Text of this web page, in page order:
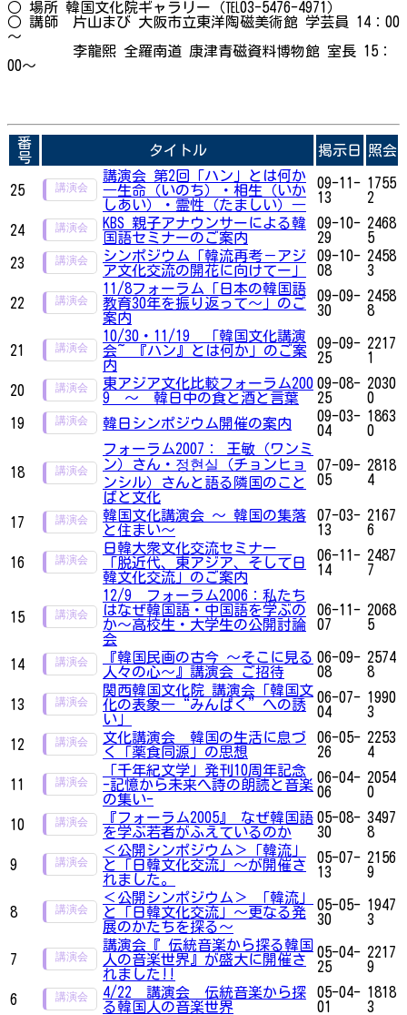
○ 場所 韓国文化院ギャラリー（℡03-5476-4971）
○ 講師 片山まび 大阪市立東洋陶磁美術館 学芸員 14：00
～
李龍熙 全羅南道 康津青磁資料博物館 室長 15：
00～
番
号
タイトル 掲示日 照会
25
講演会 第2回「ハン」とは何か
―生命（いのち）・相生（いか
しあい）・霊性（たましい）―
09-11-
13
1755
2
24
KBS 親子アナウンサーによる韓
国語セミナーのご案内
09-10-
29
2468
5
23
シンポジウム「韓流再考－アジ
ア文化交流の開花に向けてー」
09-10-
08
2458
3
22
11/8フォーラム「日本の韓国語
教育30年を振り返って～」のご
案内
09-09-
30
2458
8
21
10/30・11/19 「韓国文化講演
会~ 『ハン』とは何か」のご案
内
09-09-
25
2217
1
20
東アジア文化比較フォーラム200
9 ～ 韓日中の食と酒と言葉
09-08-
25
2030
0
19
韓日シンポジウム開催の案内
09-03-
04
1863
0
18
フォーラム2007： 王敏（ワンミ
ン）さん・정현실（チョンヒョ
ンシル）さんと語る隣国のこと
ばと文化
07-09-
05
2818
4
17
韓国文化講演会 ～ 韓国の集落
と住まい～
07-03-
13
2167
6
16
日韓大衆文化交流セミナー
「脱近代、東アジア、そして日
韓文化交流」のご案内
06-11-
14
2487
7
15
12/9 フォーラム2006：私たち
はなぜ韓国語・中国語を学ぶの
か～高校生・大学生の公開討論
会
06-11-
07
2068
5
14
『韓国民画の古今 ～そこに見る
人々の心～』講演会 ご招待
06-09-
08
2574
8
13
関西韓国文化院 講演会「韓国文
化の表象―“みんぱく”への誘
い」
06-07-
04
1990
3
12
文化講演会 韓国の生活に息づ
く「薬食同源」の思想
06-05-
26
2253
4
11
「千年紀文学」発刊10周年記念
-記憶から未来へ詩の朗読と音楽
の集い-
06-04-
06
2054
0
10
『フォーラム2005』 なぜ韓国語
を学ぶ若者がふえているのか
05-08-
30
3497
8
9
＜公開シンポジウム＞「韓流」
と「日韓文化交流」～が開催さ
れました。
05-07-
13
2156
9
8
＜公開シンポジウム＞ 「韓流」
と「日韓文化交流」～更なる発
展のかたちを探る～
05-05-
30
1947
3
7
講演会『 伝統音楽から探る韓国
人の音楽世界』が盛大に開催さ
れました!!
05-04-
25
2217
9
6
4/22 講演会 伝統音楽から探
る韓国人の音楽世界
05-04-
01
1818
3